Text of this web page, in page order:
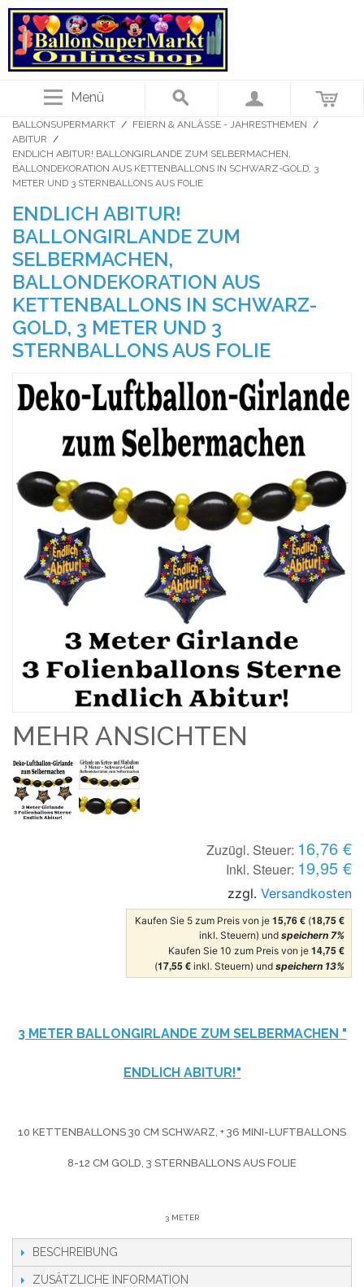
Menü
BALLONSUPERMARKT / FEIERN & ANLÄSSE - JAHRESTHEMEN /
ABITUR /
ENDLICH ABITUR! BALLONGIRLANDE ZUM SELBERMACHEN,
BALLONDEKORATION AUS KETTENBALLONS IN SCHWARZ-GOLD, 3
METER UND 3 STERNBALLONS AUS FOLIE
ENDLICH ABITUR!
BALLONGIRLANDE ZUM
SELBERMACHEN,
BALLONDEKORATION AUS
KETTENBALLONS IN SCHWARZ-
GOLD, 3 METER UND 3
STERNBALLONS AUS FOLIE
MEHR ANSICHTEN
Zuzügl. Steuer: 16,76 €
Inkl. Steuer: 19,95 €
zzgl. Versandkosten
Kaufen Sie 5 zum Preis von je 15,76 € (18,75 €
inkl. Steuern) und speichern 7%
Kaufen Sie 10 zum Preis von je 14,75 €
(17,55 € inkl. Steuern) und speichern 13%
3 METER BALLONGIRLANDE ZUM SELBERMACHEN "
ENDLICH ABITUR!"
10 KETTENBALLONS 30 CM SCHWARZ, + 36 MINI-LUFTBALLONS
8-12 CM GOLD, 3 STERNBALLONS AUS FOLIE
3 METER
BESCHREIBUNG
ZUSÄTZLICHE INFORMATION